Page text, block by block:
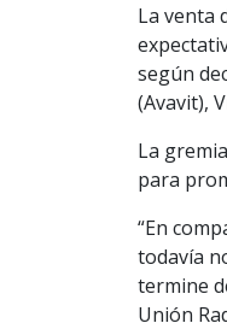
La venta
según
(Avavit),
La
para
“En
todavía
termine
Unión